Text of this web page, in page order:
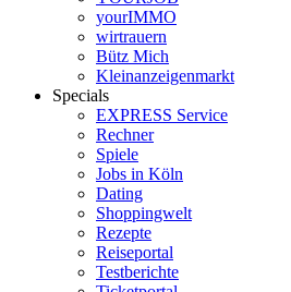
yourIMMO
wirtrauern
Bütz Mich
Kleinanzeigenmarkt
Specials
EXPRESS Service
Rechner
Spiele
Jobs in Köln
Dating
Shoppingwelt
Rezepte
Reiseportal
Testberichte